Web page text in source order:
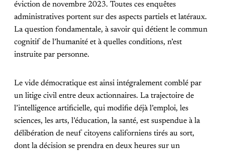
éviction de novembre 2023. Toutes ces enquêtes
administratives portent sur des aspects partiels et latéraux.
La question fondamentale, à savoir qui détient le commun
cognitif de l’humanité et à quelles conditions, n’est
instruite par personne.
Le vide démocratique est ainsi intégralement comblé par
un litige civil entre deux actionnaires. La trajectoire de
l’intelligence artificielle, qui modifie déjà l’emploi, les
sciences, les arts, l’éducation, la santé, est suspendue à la
délibération de neuf citoyens californiens tirés au sort,
dont la décision se prendra en deux heures sur un